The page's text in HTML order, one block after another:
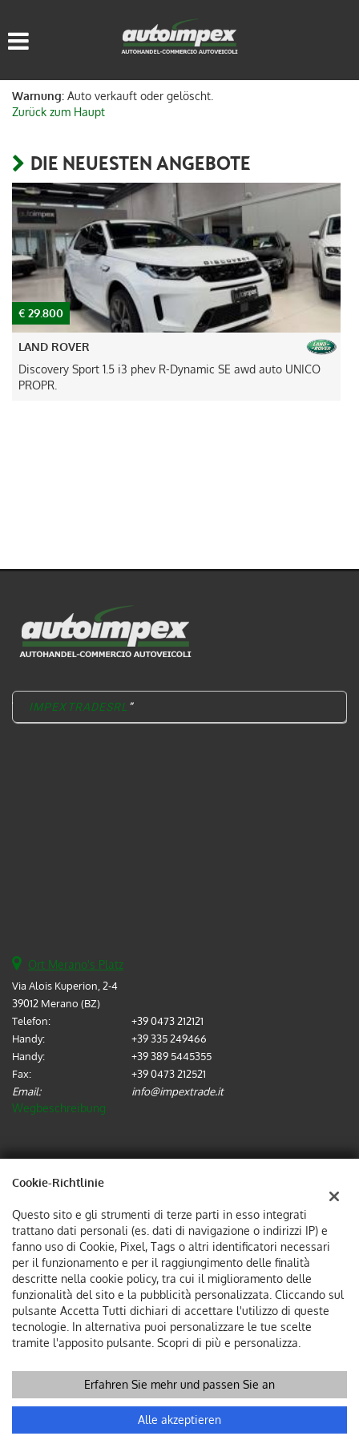
WIR KAUFEN GEBRAUCHT
SERVICE
KONTAKTE
SPRACHE:
ITALIANO
DEUTSCH
ITALIANO
Warnung: Auto verkauft oder gelöscht.
Zurück zum Haupt
DIE NEUESTEN ANGEBOTE
€ 29.800
LAND ROVER
Discovery Sport 1.5 i3 phev R-Dynamic SE awd auto UNICO
PROPR.
IMPEXTRADESRL
Ort Merano's Platz
Via Alois Kuperion, 2-4
39012 Merano (BZ)
Telefon:
+39 0473 212121
Handy:
+39 335 249466
Handy:
+39 389 5445355
Fax:
+39 0473 212521
Email:
info@impextrade.it
Wegbeschreibung
IMPEX TRADE SRL
Steuernummer und MwSt:02737570214
Unternehmensregister:BZ
Copyright © 2026 GestionaleAuto.com S.r.l., Alle Rechte
Lesen Sie die Datenschutzerklärung-
Richtlinie
GestionaleAuto.com
Cookie-Richtlinie
Questo sito e gli strumenti di terze parti in esso integrati
trattano dati personali (es. dati di navigazione o indirizzi IP) e
fanno uso di Cookie, Pixel, Tags o altri identificatori necessari
per il funzionamento e per il raggiungimento delle finalità
descritte nella cookie policy, tra cui il miglioramento delle
funzionalità del sito e la pubblicità personalizzata. Cliccando sul
pulsante Accetta Tutti dichiari di accettare l'utilizzo di queste
tecnologie. In alternativa puoi personalizzare le tue scelte
tramite l'apposito pulsante. Scopri di più e personalizza.
Erfahren Sie mehr und passen Sie an
Alle akzeptieren